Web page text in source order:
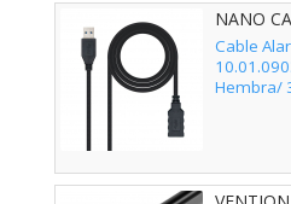
NANO
Cable
Hembra/